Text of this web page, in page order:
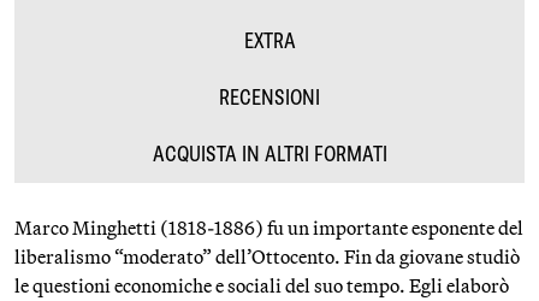
EXTRA
RECENSIONI
ACQUISTA IN ALTRI FORMATI
Marco Minghetti (1818-1886) fu un importante esponente del
liberalismo “moderato” dell’Ottocento. Fin da giovane studiò
le questioni economiche e sociali del suo tempo. Egli elaborò